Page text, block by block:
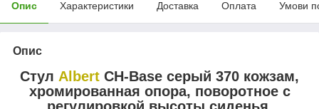
Опис Характеристики Доставка Оплата Умови
Опис
Стул Albert CH-Base серый 370 кожзам,
хромированная опора, поворотное с